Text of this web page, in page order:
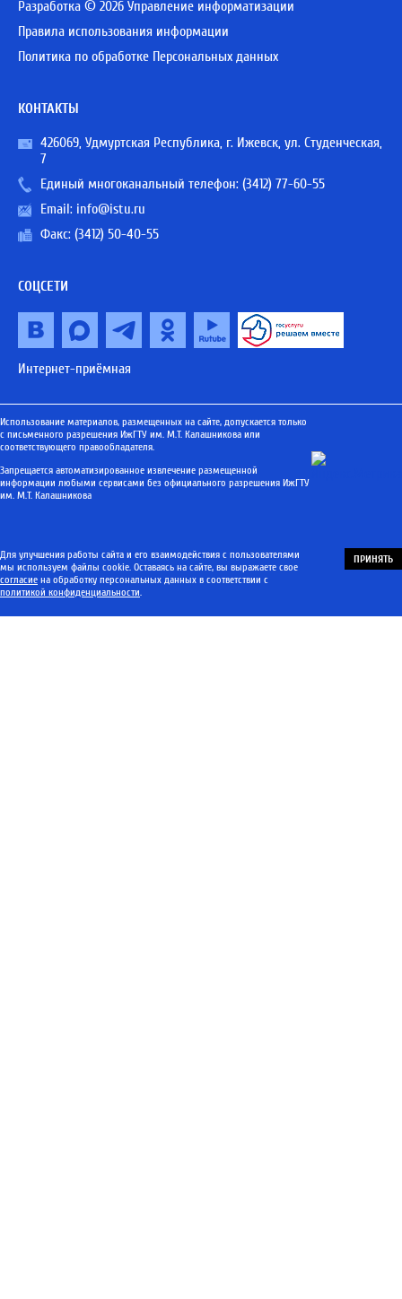
Разработка © 2026 Управление информатизации
Правила использования информации
Политика по обработке Персональных данных
КОНТАКТЫ
426069, Удмуртская Республика, г. Ижевск, ул. Студенческая,
7
Единый многоканальный телефон: (3412) 77-60-55
Email: info@istu.ru
Факс: (3412) 50-40-55
СОЦСЕТИ
Интернет-приёмная
Использование материалов, размещенных на сайте, допускается только
с письменного разрешения ИжГТУ им. М.Т. Калашникова или
соответствующего правообладателя.
Запрещается автоматизированное извлечение размещенной
информации любыми сервисами без официального разрешения ИжГТУ
им. М.Т. Калашникова
Для улучшения работы сайта и его взаимодействия с пользователями
мы используем файлы cookie. Оставаясь на сайте, вы выражаете свое
согласие на обработку персональных данных в соответствии с
политикой конфиденциальности.
ПРИНЯТЬ